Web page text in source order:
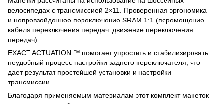
велосипедах с трансмиссией 2×11. Проверенная эргономика
и непревзойденное переключение SRAM 1:1 (перемещение
кабеля переключения передач: движение переключения
передач).
EXACT ACTUATION ™ помогает упростить и стабилизировать
неудобный процесс настройки заднего переключателя, что
дает результат простейшей установки и настройки
трансмиссии.
Благодаря применяемым материалам этот комплект манеток